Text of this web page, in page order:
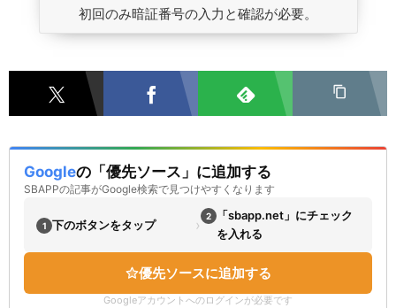
初回のみ暗証番号の入力と確認が必要。
Googleの「優先ソース」に追加する
SBAPPの記事がGoogle検索で見つけやすくなります
1 下のボタンをタップ › 2
「sbapp.net」にチェック
を入れる
優先ソースに追加する
Googleアカウントへのログインが必要です